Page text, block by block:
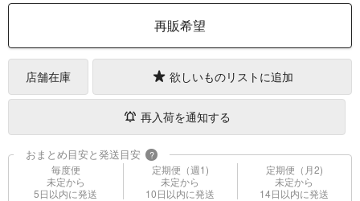
再販希望
店舗在庫 欲しいものリストに追加
再入荷を通知する
おまとめ目安と発送目安 ?
毎度便
未定から
5日以内に発送
定期便（週1)
未定から
10日以内に発送
定期便（月2)
未定から
14日以内に発送